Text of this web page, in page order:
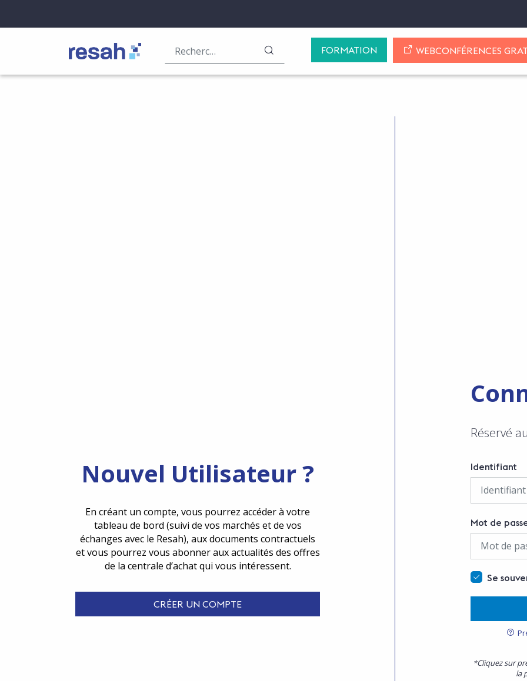
Logo Resah LANCER LA RECHERCHE
FORMATION WEBCONFÉRENCES
Nouvel Utilisateur ?
En créant un compte, vous pourrez accéder à votre
tableau de bord (suivi de vos marchés et de vos
échanges avec le Resah), aux documents contractuels
et vous pourrez vous abonner aux actualités des offres
de la centrale d’achat qui vous intéressent.
CRÉER UN COMPTE
Réservé
Identifiant
Mot de
Se
*Cliquez sur
la